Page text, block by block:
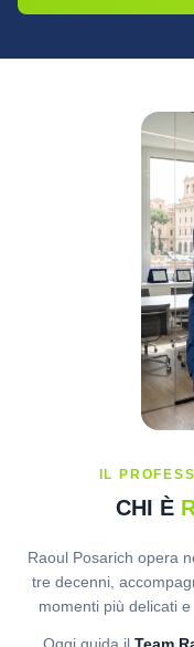
IL
CHI È
Raoul Posarich opera
tre decenni,
momenti più delicati